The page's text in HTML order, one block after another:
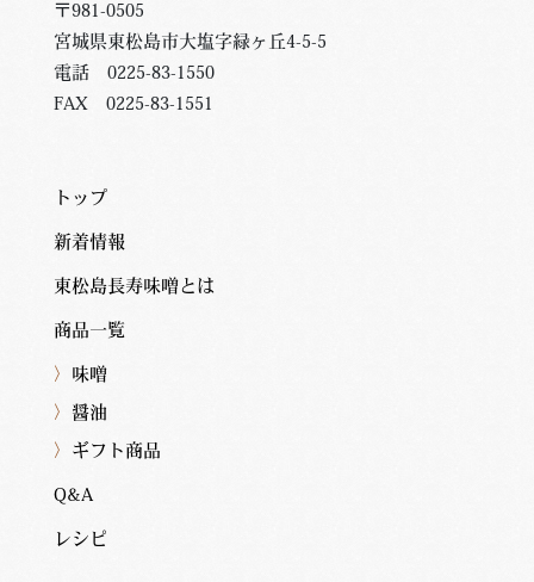
〒981-0505
宮城県東松島市大塩字緑ヶ丘4-5-5
電話 0225-83-1550
FAX 0225-83-1551
トップ
新着情報
東松島長寿味噌とは
商品一覧
〉 味噌
〉 醤油
〉 ギフト商品
Q&A
レシピ